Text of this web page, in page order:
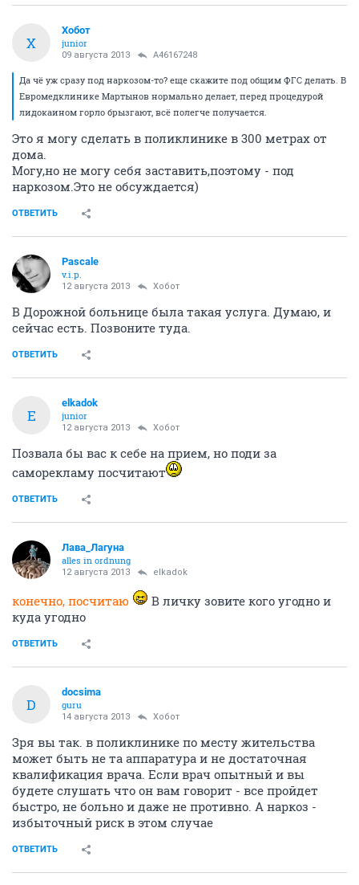
Х
Хобот
junior
09 августа 2013 A46167248
Да чё уж сразу под наркозом-то? еще скажите под общим ФГС делать. В
Евромедклинике Мартынов нормально делает, перед процедурой
лидокаином горло брызгают, всё полегче получается.
Это я могу сделать в поликлинике в 300 метрах от
дома.
Могу,но не могу себя заставить,поэтому - под
наркозом.Это не обсуждается)
ОТВЕТИТЬ
Pascale
v.i.p.
12 августа 2013 Хобот
В Дорожной больнице была такая услуга. Думаю, и
сейчас есть. Позвоните туда.
ОТВЕТИТЬ
E
elkadok
junior
12 августа 2013 Хобот
Позвала бы вас к себе на прием, но поди за
саморекламу посчитают
ОТВЕТИТЬ
Лава_Лагуна
alles in ordnung
12 августа 2013 elkadok
конечно, посчитаю
В личку зовите кого угодно и
куда угодно
ОТВЕТИТЬ
D
docsima
guru
14 августа 2013 Хобот
Зря вы так. в поликлинике по месту жительства
может быть не та аппаратура и не достаточная
квалификация врача. Если врач опытный и вы
будете слушать что он вам говорит - все пройдет
быстро, не больно и даже не противно. А наркоз -
избыточный риск в этом случае
ОТВЕТИТЬ